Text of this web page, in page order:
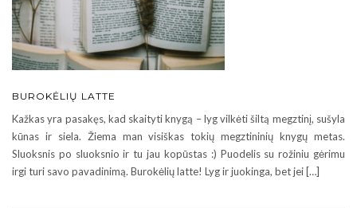
BUROKĖLIŲ LATTE
Kažkas yra pasakęs, kad skaityti knygą – lyg vilkėti šiltą megztinį, sušyla
kūnas ir siela. Žiema man visiškas tokių megztininių knygų metas.
Sluoksnis po sluoksnio ir tu jau kopūstas :) Puodelis su rožiniu gėrimu
irgi turi savo pavadinimą. Burokėlių latte! Lyg ir juokinga, bet jei […]